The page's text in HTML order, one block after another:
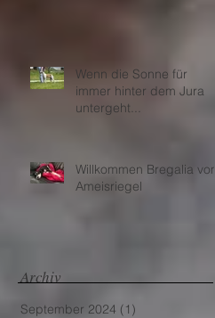
Wenn die Sonne für
immer hinter dem Jura
untergeht...
Willkommen Bregalia vom
Ameisriegel
Archiv
September 2024 (1)